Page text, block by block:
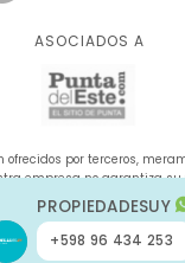
PROPIEDADESUY
+598 96 434 253
ASOCIADOS A
ofrecidos por terceros,
empresa no garantiza su
de precio, omisión y/o
previo.